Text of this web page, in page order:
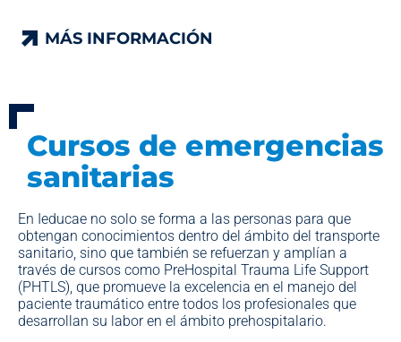
MÁS INFORMACIÓN
Cursos de emergencias
sanitarias
En Ieducae no solo se forma a las personas para que
obtengan conocimientos dentro del ámbito del transporte
sanitario, sino que también se refuerzan y amplían a
través de cursos como PreHospital Trauma Life Support
(PHTLS), que promueve la excelencia en el manejo del
paciente traumático entre todos los profesionales que
desarrollan su labor en el ámbito prehospitalario.